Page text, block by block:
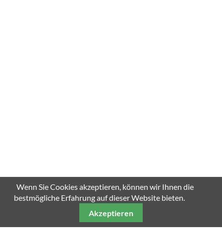
Wenn Sie Cookies akzeptieren, können wir Ihnen die
bestmögliche Erfahrung auf dieser Website bieten.
Akzeptieren